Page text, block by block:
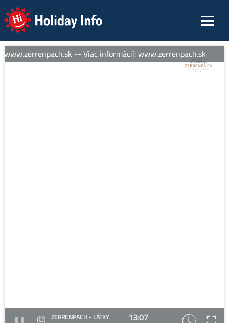
Holiday Info
-- Viac informácií: www.zerrenpach.sk
ZERRENPACH - LÁTKY
13:07